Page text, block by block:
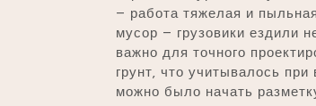
– работа тяжелая и
мусор – грузовики ездили
важно для точного
грунт‚ что учитывалось
можно было начать